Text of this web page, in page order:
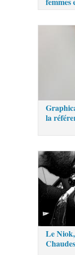
la
Le